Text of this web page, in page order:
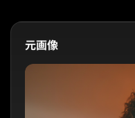
元画像